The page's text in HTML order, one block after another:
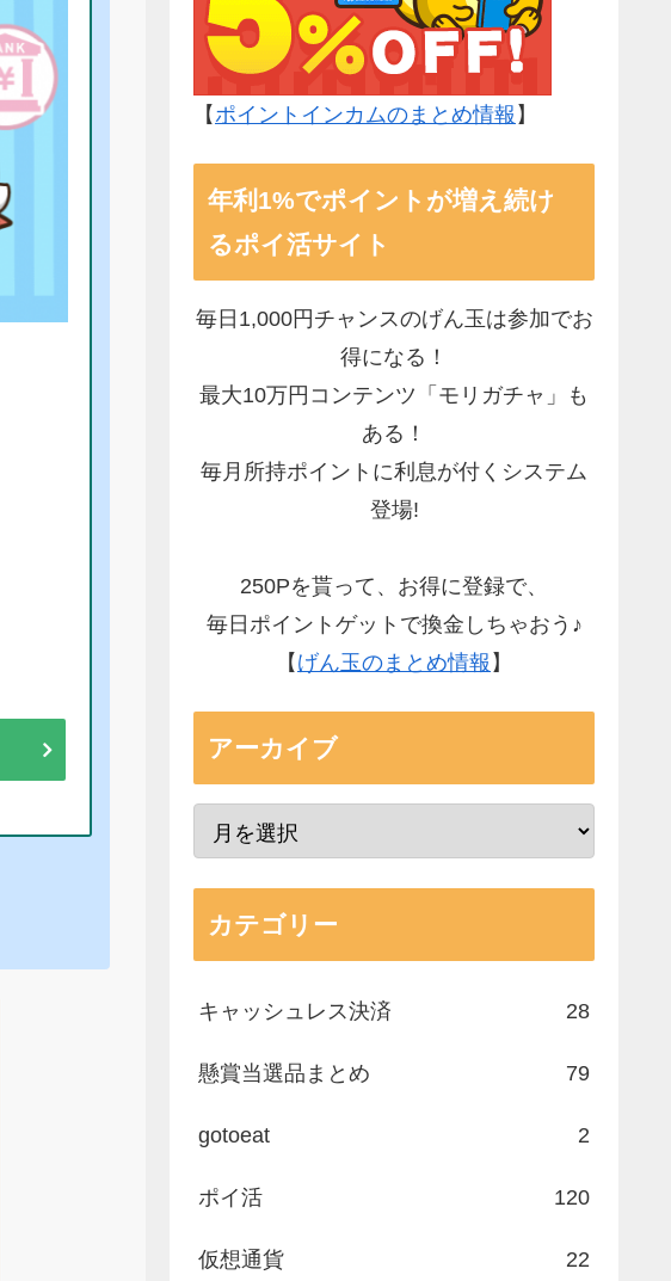
【 ポイントインカムのまとめ情報 】
年利1%でポイントが増え続け
るポイ活サイト
毎日1,000円チャンスのげん玉は参加でお
得になる！
最大10万円コンテンツ「モリガチャ」も
ある！
毎月所持ポイントに利息が付くシステム
登場!
250Pを貰って、お得に登録で、
毎日ポイントゲットで換金しちゃおう♪
【 げん玉のまとめ情報 】
アーカイブ
カテゴリー
キャッシュレス決済 28
懸賞当選品まとめ 79
gotoeat 2
ポイ活 120
仮想通貨 22